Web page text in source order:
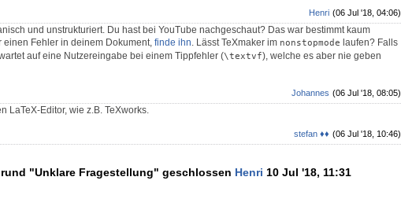
(06 Jul '18, 04:06)
Henri
und unstrukturiert. Du hast bei YouTube nachgeschaut? Das war bestimmt kaum
einen Fehler in deinem Dokument, finde ihn. Lässt TeXmaker im nonstopmode laufen? Falls
auf eine Nutzereingabe bei einem Tippfehler (\textvf), welche es aber nie geben
(06 Jul '18, 08:05)
Johannes
LaTeX-Editor, wie z.B. TeXworks.
(06 Jul '18, 10:46)
stefan ♦♦
"Unklare Fragestellung" geschlossen Henri 10 Jul '18, 11:31